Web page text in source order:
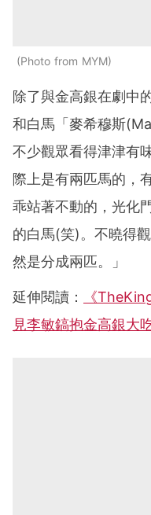
Photo from MYM
除了與金高銀在劇中
和白馬「麥希穆斯
不少觀眾看得津津有
際上是有兩匹馬的，
乖站著不動的，光化
的白馬(笑)。不曉得
然是分成兩匹。」
延伸閱讀：
《
見李敏鎬抱金高銀大